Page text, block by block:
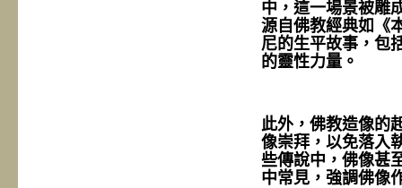
中，這一場景被雕
源自佛教經典如《
尼的生平故事，包
的靈性力量。
此外，佛教造像的
像崇拜，以免落入
些傳說中，佛像甚
中常見，強調佛像